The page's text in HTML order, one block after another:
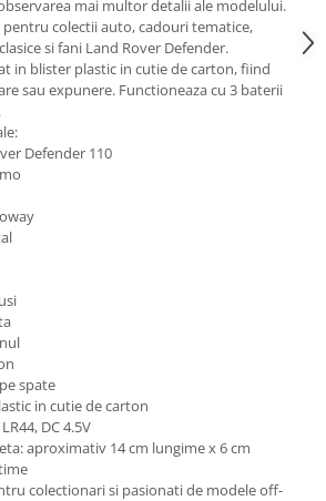
mai multor detalii ale modelului.
colectii auto, cadouri tematice,
si fani Land Rover Defender.
in blister plastic in cutie de carton, fiind
sau expunere. Functioneaza cu 3 baterii
Defender 110
spate
in cutie de carton
DC 4.5V
aproximativ 14 cm lungime x 6 cm
colectionari si pasionati de modele off-